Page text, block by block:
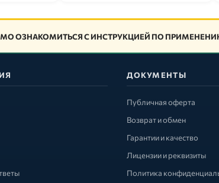
ОЗНАКОМИТЬСЯ С ИНСТРУКЦИЕЙ ПО
ДОКУМЕНТЫ
Публичная оферта
Возврат и обмен
Гарантии и качество
Лицензии и реквизиты
Политика